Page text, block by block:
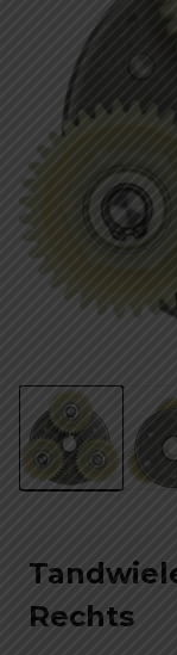
Rechts